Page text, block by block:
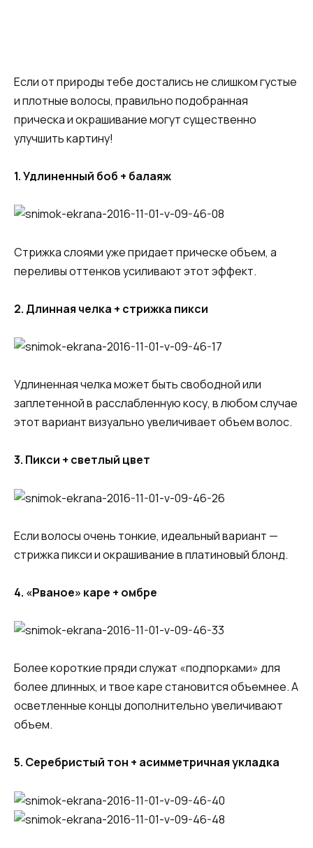
Если от природы тебе достались не слишком густые
и плотные волосы, правильно подобранная
прическа и окрашивание могут существенно
улучшить картину!
1. Удлиненный боб + балаяж
Стрижка слоями уже придает прическе объем, а
переливы оттенков усиливают этот эффект.
2. Длинная челка + стрижка пикси
Удлиненная челка может быть свободной или
заплетенной в расслабленную косу, в любом случае
этот вариант визуально увеличивает объем волос.
3. Пикси + светлый цвет
Если волосы очень тонкие, идеальный вариант —
стрижка пикси и окрашивание в платиновый блонд.
4. «Рваное» каре + омбре
Более короткие пряди служат «подпорками» для
более длинных, и твое каре становится объемнее. А
осветленные концы дополнительно увеличивают
объем.
5. Серебристый тон + асимметричная укладка